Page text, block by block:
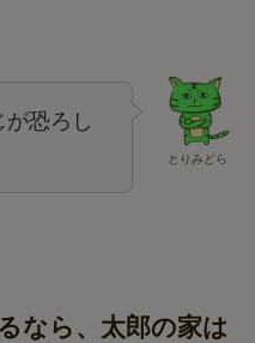
とりみどら
恐ろし
なら、太郎の家は